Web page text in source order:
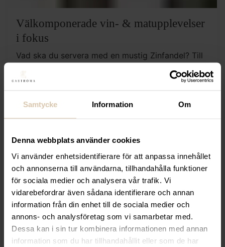
Samtycke Information Om
Denna webbplats använder cookies
Vi använder enhetsidentifierare för att anpassa innehållet
och annonserna till användarna, tillhandahålla funktioner
för sociala medier och analysera vår trafik. Vi
vidarebefordrar även sådana identifierare och annan
information från din enhet till de sociala medier och
annons- och analysföretag som vi samarbetar med.
Dessa kan i sin tur kombinera informationen med annan
information som du har tillhandahållit eller som de har
Välkomponerade vin- & matupplevelser
i fokus
Vad ska du servera med en mustig Zinfandel? Till
en smörig Chardonnay, somrig Rosé eller en frisk
Champagne? Vi ger dig tips på hur du matchar
Sauternes